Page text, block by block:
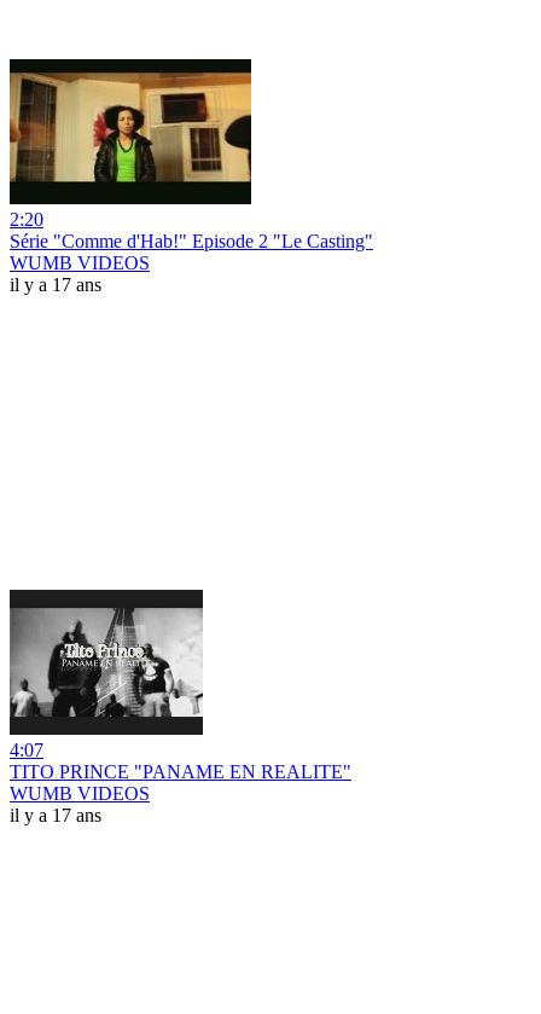
2:20
Série "Comme d'Hab!" Episode 2 "Le Casting"
WUMB VIDEOS
il y a 17 ans
4:07
TITO PRINCE "PANAME EN REALITE"
WUMB VIDEOS
il y a 17 ans